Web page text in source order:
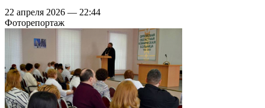
22 апреля 2026 — 22:44
Фоторепортаж